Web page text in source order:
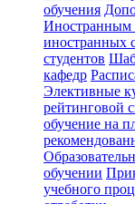
обучения
Иностранным
иностранных
студентов
кафедр
Элективные
рейтинговой
обучение на
обучении
учебного